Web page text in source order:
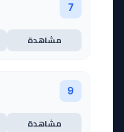
7
مشاهدة
9
مشاهدة